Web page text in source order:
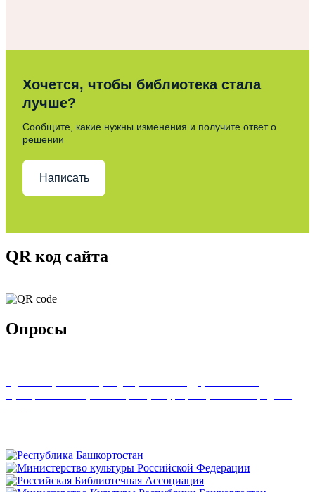
Хочется, чтобы библиотека стала
лучше?
Сообщите, какие нужны изменения и получите ответ о
решении
Написать
QR код сайта
Опросы